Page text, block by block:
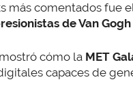
más comentados fue
de Van Gogh
cómo la MET
capaces de